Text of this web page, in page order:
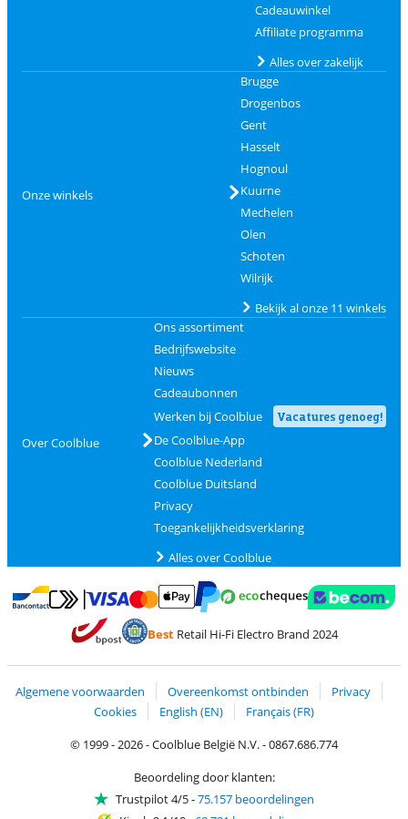
Cadeauwinkel
Affiliate programma
Alles over zakelijk
Onze winkels
Brugge
Drogenbos
Gent
Hasselt
Hognoul
Kuurne
Mechelen
Olen
Schoten
Wilrijk
Bekijk al onze 11 winkels
Over Coolblue
Ons assortiment
Bedrijfswebsite
Nieuws
Cadeaubonnen
Werken bij Coolblue
Vacatures genoeg!
De Coolblue-App
Coolblue Nederland
Coolblue Duitsland
Privacy
Toegankelijkheidsverklaring
Alles over Coolblue
Betalen met Bancontact
Betalen met MasterCard en Visa via ClickToPay
BestRetail Hi-Fi Electro Brand 2024
Algemene voorwaarden Overeenkomst ontbinden
Privacy
Cookies
English (EN)
Français (FR)
© 1999 - 2026 - Coolblue België N.V. - 0867.686.774
Beoordeling door klanten:
Trustpilot 4/5-75.157 beoordelingen